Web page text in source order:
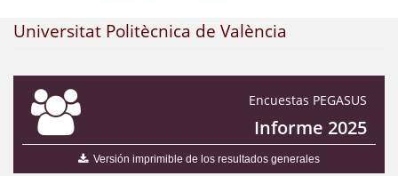
Universitat Politècnica de València
Encuestas PEGASUS
Informe 2025
Versión imprimible de los resultados generales